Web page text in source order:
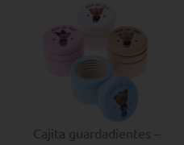
Cajita guardadientes –